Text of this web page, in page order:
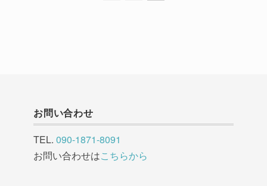
お問い合わせ
TEL. 090-1871-8091
お問い合わせはこちらから